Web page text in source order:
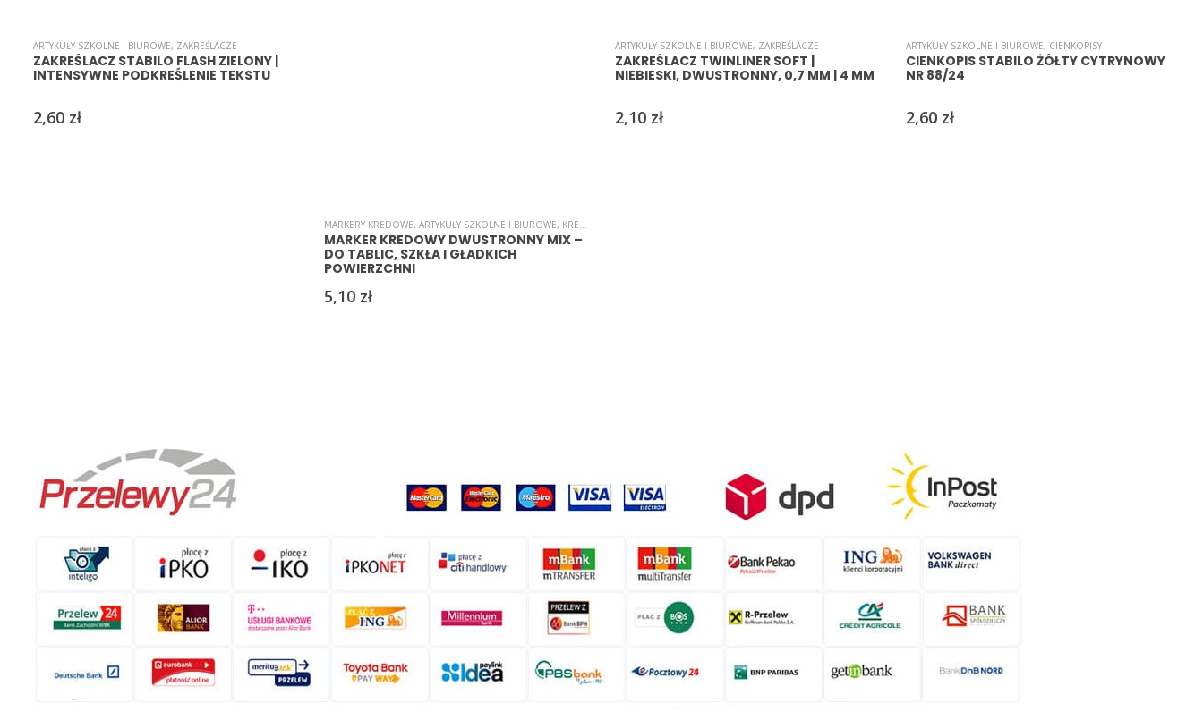
ARTYKUŁY SZKOLNE I BIUROWE, ZAKREŚLACZE
ZAKREŚLACZ STABILO FLASH ZIELONY |
INTENSYWNE PODKREŚLENIE TEKSTU
2,60 zł
MARKERY KREDOWE, ARTYKUŁY SZKOLNE I BIUROWE, KREDKI/MARKERY/PISAKI
MARKER KREDOWY DWUSTRONNY MIX –
DO TABLIC, SZKŁA I GŁADKICH
POWIERZCHNI
5,10 zł
ARTYKUŁY SZKOLNE I BIUROWE, ZAKREŚLACZE
ZAKREŚLACZ TWINLINER SOFT |
NIEBIESKI, DWUSTRONNY, 0,7 MM | 4 MM
2,10 zł
ARTYKUŁY SZKOLNE I BIUROWE, CIENKOPISY
CIENKOPIS STABILO ŻÓŁTY CYTRYNOWY
NR 88/24
2,60 zł